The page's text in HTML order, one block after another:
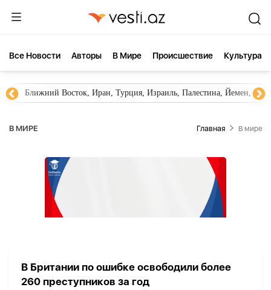
Все Новости Aвторы В Мире Происшествие Культура
Ближний Восток, Иран, Турция, Израиль, Палестина, Йемен,
В МИРЕ Главная В мире
В Британии по ошибке освободили более
260 преступников за год